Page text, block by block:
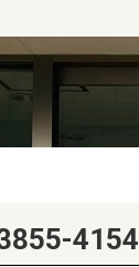
4154